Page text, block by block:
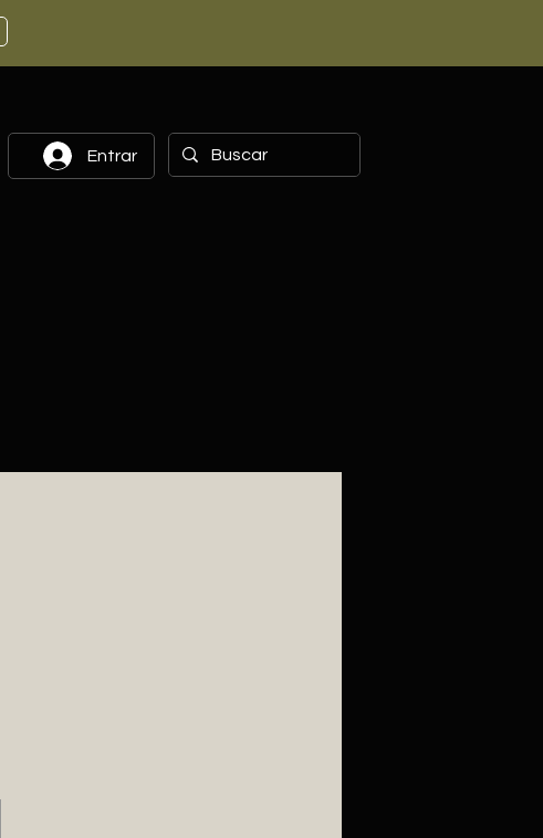
Entrar